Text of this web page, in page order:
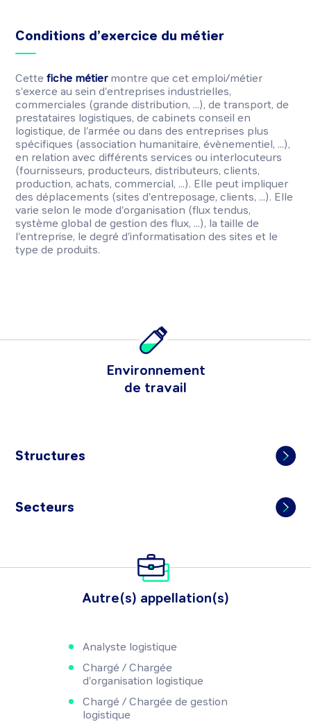
Conditions d’exercice du métier
Cette fiche métier montre que cet emploi/métier
s'exerce au sein d'entreprises industrielles,
commerciales (grande distribution, ...), de transport, de
prestataires logistiques, de cabinets conseil en
logistique, de l'armée ou dans des entreprises plus
spécifiques (association humanitaire, évènementiel, ...),
en relation avec différents services ou interlocuteurs
(fournisseurs, producteurs, distributeurs, clients,
production, achats, commercial, ...). Elle peut impliquer
des déplacements (sites d'entreposage, clients, ...). Elle
varie selon le mode d'organisation (flux tendus,
système global de gestion des flux, ...), la taille de
l'entreprise, le degré d'informatisation des sites et le
type de produits.
Environnement
de travail
Structures
Secteurs
Autre(s) appellation(s)
Analyste logistique
Chargé / Chargée
d'organisation logistique
Chargé / Chargée de gestion
logistique